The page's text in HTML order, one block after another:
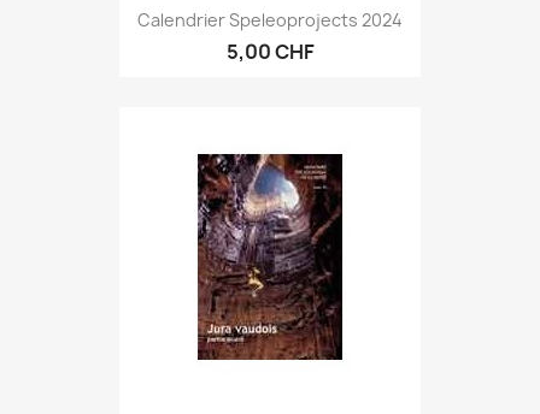
Calendrier Speleoprojects 2024
5,00 CHF